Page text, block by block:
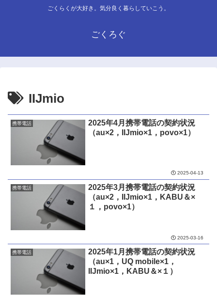
ごくらくが大好き。気分良く暮らしていこう。
ごくろぐ
IIJmio
携帯電話
2025年4月携帯電話の契約状況
（au×2，IIJmio×1，povo×1）
2025-04-13
携帯電話
2025年3月携帯電話の契約状況
（au×2，IIJmio×1，KABU＆×
１，povo×1）
2025-03-16
携帯電話
2025年1月携帯電話の契約状況
（au×1，UQ mobile×1，
IIJmio×1，KABU＆×１）